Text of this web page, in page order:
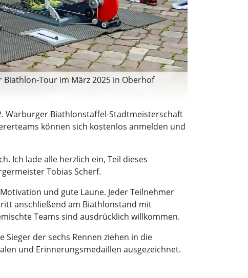
Biathlon-Tour im März 2025 in Oberhof
Warburger Biathlonstaffel-Stadtmeisterschaft
können sich kostenlos anmelden und
Ich lade alle herzlich ein, Teil dieses
Tobias Scherf.
und gute Laune. Jeder Teilnehmer
anschließend am Biathlonstand mit
Teams sind ausdrücklich willkommen.
der sechs Rennen ziehen in die
und Erinnerungsmedaillen ausgezeichnet.